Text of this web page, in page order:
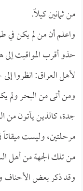
من ثمانين كيلاً.
واعلم أن من لم يكن في
حذو أقرب المواقيت إلى
لأهل العراق: انظروا
ومن أتى من البحر ولم
جدة، كالذين يأتون من
مرحلتين، وليست ميقاتاً
من تلك الجهة من أهل
وقد ذكر بعض الأحناف